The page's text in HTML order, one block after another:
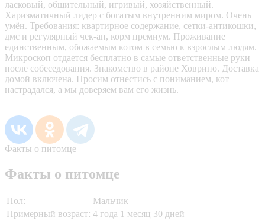
ласковый, общительный, игривый, хозяйственный.
Харизматичный лидер с богатым внутренним миром. Очень
умён. Требования: квартирное содержание, сетки-антикошки,
дмс и регулярный чек-ап, корм премиум. Проживание
единственным, обожаемым котом в семью к взрослым людям.
Микроскоп отдается бесплатно в самые ответственные руки
после собеседования. Знакомство в районе Ховрино. Доставка
домой включена. Просим отнестись с пониманием, кот
настрадался, а мы доверяем вам его жизнь.
Факты о питомце
Факты о питомце
Пол:
Мальчик
Примерный возраст: 4 года 1 месяц 30 дней